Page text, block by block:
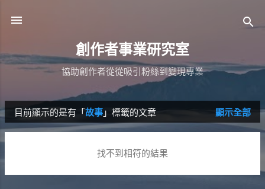
創作者事業研究室
協助創作者從從吸引粉絲到變現專業
發
章
目前顯示的是有「 故事 」標籤的文章 顯示全部
找不到相符的結果